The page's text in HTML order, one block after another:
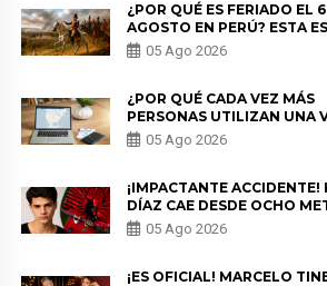
¿POR QUÉ ES FERIADO EL
AGOSTO EN PERÚ? ESTA
HISTORIA
05 Ago 2026
¿POR QUÉ CADA VEZ MÁS
PERSONAS UTILIZAN UNA
PARA PROTEGER SU
PRIVACIDAD?
05 Ago 2026
¡IMPACTANTE ACCIDENTE!
DÍAZ CAE DESDE OCHO
EN “ESTO ES GUERRA” Y
PREOCUPACIÓN
05 Ago 2026
¡ES OFICIAL! MARCELO